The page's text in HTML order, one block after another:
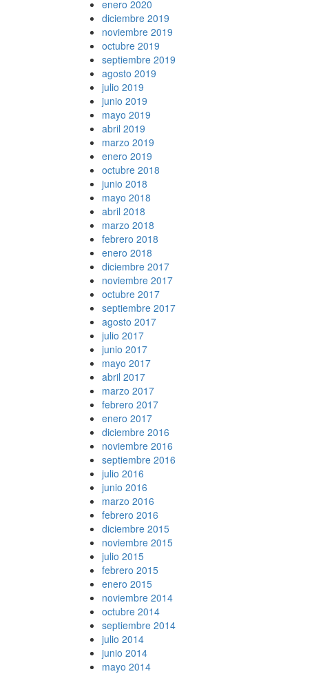
enero 2020
diciembre 2019
noviembre 2019
octubre 2019
septiembre 2019
agosto 2019
julio 2019
junio 2019
mayo 2019
abril 2019
marzo 2019
enero 2019
octubre 2018
junio 2018
mayo 2018
abril 2018
marzo 2018
febrero 2018
enero 2018
diciembre 2017
noviembre 2017
octubre 2017
septiembre 2017
agosto 2017
julio 2017
junio 2017
mayo 2017
abril 2017
marzo 2017
febrero 2017
enero 2017
diciembre 2016
noviembre 2016
septiembre 2016
julio 2016
junio 2016
marzo 2016
febrero 2016
diciembre 2015
noviembre 2015
julio 2015
febrero 2015
enero 2015
noviembre 2014
octubre 2014
septiembre 2014
julio 2014
junio 2014
mayo 2014